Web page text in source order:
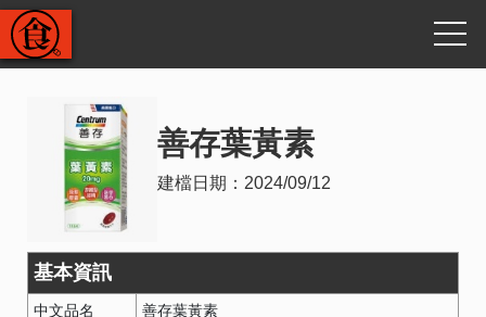
善存葉黃素
建檔日期： 2024/09/12
基本資訊
中文品名
善存葉黃素